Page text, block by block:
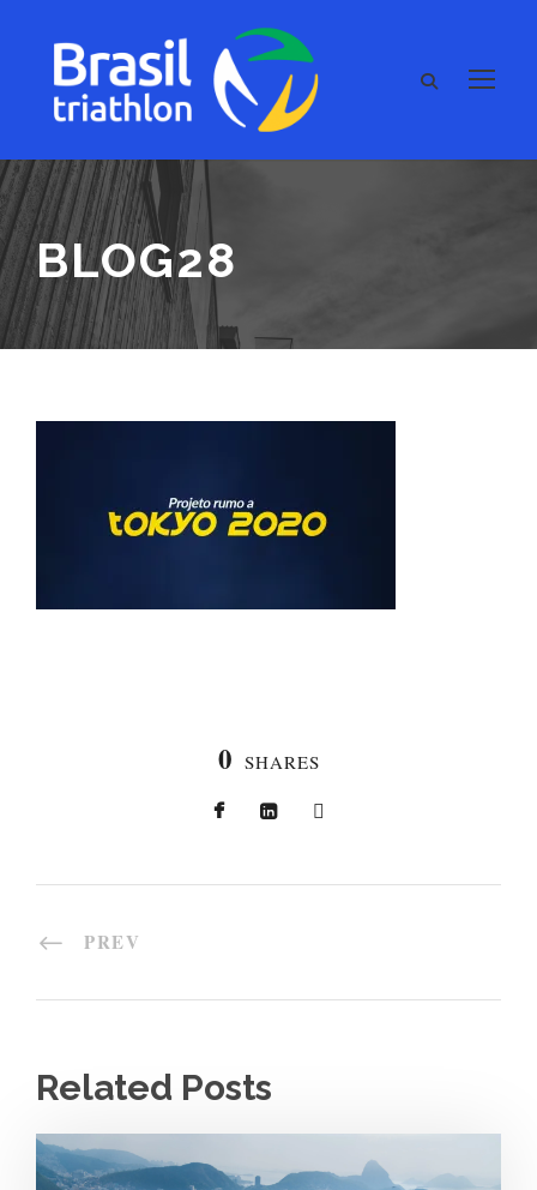
BLOG28
0 SHARES
PREV
Related Posts